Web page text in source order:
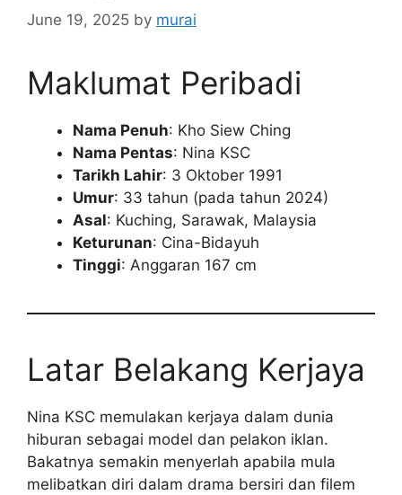
June 19, 2025 by murai
Maklumat Peribadi
Nama Penuh: Kho Siew Ching
Nama Pentas: Nina KSC
Tarikh Lahir: 3 Oktober 1991
Umur: 33 tahun (pada tahun 2024)
Asal: Kuching, Sarawak, Malaysia
Keturunan: Cina-Bidayuh
Tinggi: Anggaran 167 cm
Latar Belakang Kerjaya
Nina KSC memulakan kerjaya dalam dunia
hiburan sebagai model dan pelakon iklan.
Bakatnya semakin menyerlah apabila mula
melibatkan diri dalam drama bersiri dan filem